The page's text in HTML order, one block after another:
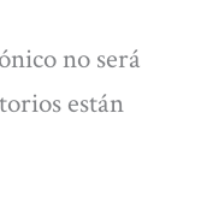
no será
están